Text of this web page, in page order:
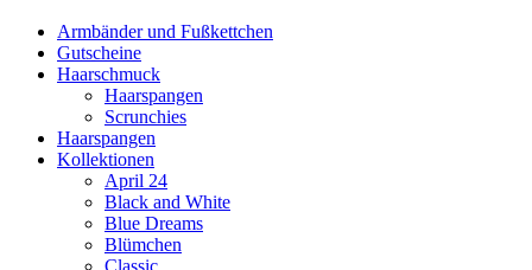
Armbänder und Fußkettchen
Gutscheine
Haarschmuck
Haarspangen
Scrunchies
Haarspangen
Kollektionen
April 24
Black and White
Blue Dreams
Blümchen
Classic